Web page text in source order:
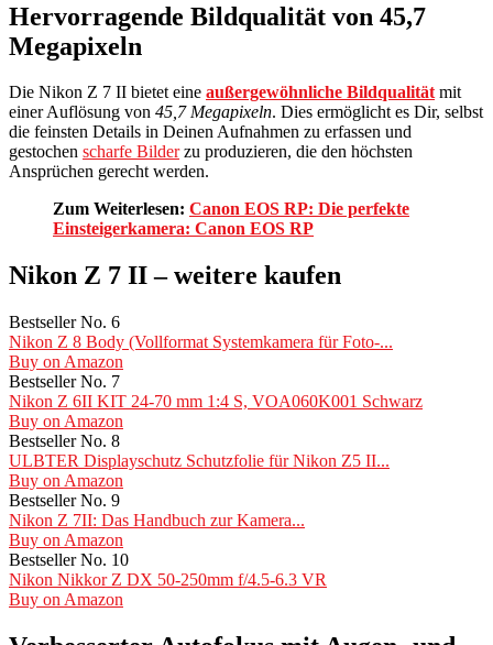
Hervorragende Bildqualität von 45,7
Megapixeln
Die Nikon Z 7 II bietet eine außergewöhnliche Bildqualitätmit
einer Auflösung von 45,7 Megapixeln. Dies ermöglicht es Dir, selbst
die feinsten Details in Deinen Aufnahmen zu erfassen und
gestochen scharfe Bilderzu produzieren, die den höchsten
Ansprüchen gerecht werden.
Zum Weiterlesen: Canon EOS RP: Die perfekte
Einsteigerkamera: Canon EOS RP
Nikon Z 7 II – weitere kaufen
Bestseller No. 6
Nikon Z 8 Body (Vollformat Systemkamera für Foto-...
Buy on Amazon
Bestseller No. 7
Nikon Z 6II KIT 24-70 mm 1:4 S, VOA060K001 Schwarz
Buy on Amazon
Bestseller No. 8
ULBTER Displayschutz Schutzfolie für Nikon Z5 II...
Buy on Amazon
Bestseller No. 9
Nikon Z 7II: Das Handbuch zur Kamera...
Buy on Amazon
Bestseller No. 10
Nikon Nikkor Z DX 50-250mm f/4.5-6.3 VR
Buy on Amazon